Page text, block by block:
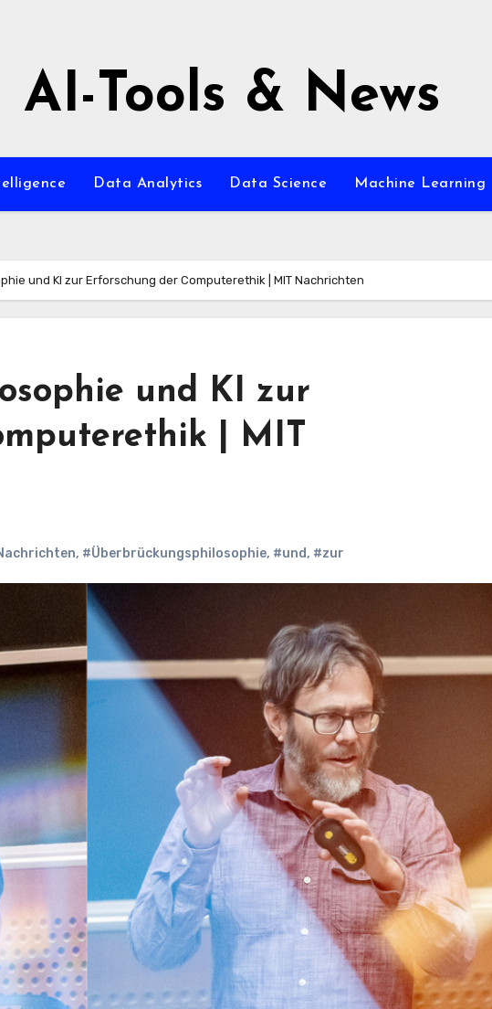
AI-Tools & News
Data Analytics Data Science Machine Learning
und KI zur Erforschung der Computerethik | MIT Nachrichten
und KI zur
| MIT
, #Überbrückungsphilosophie, #und, #zur